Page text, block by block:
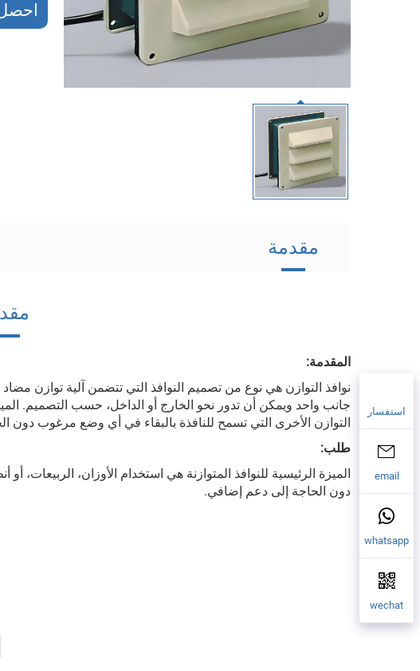
مقدمة
المقدمة:
نوافذ التوازن هي نوع من تصميم النوافذ التي تتضمن آلية توازن
جانب واحد ويمكن أن تدور نحو الخارج أو الداخل، حسب التصميم.
التوازن الأخرى التي تسمح للنافذة بالبقاء في أي وضع مرغوب دون
طلب:
الميزة الرئيسية للنوافذ المتوازنة هي استخدام الأوزان،
دون الحاجة إلى دعم إضافي.
استفسار
email
whatsapp
wechat